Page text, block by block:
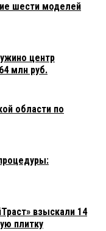
шести моделей
центр
млн руб.
области по
взыскали 14
плитку